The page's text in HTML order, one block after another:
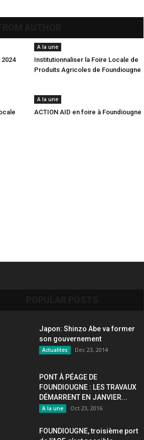
A la une
Institutionnaliser la Foire Locale de
Produits Agricoles de Foundiougne
A la une
ACTION AID en foire à Foundiougne
Japon: Shinzo Abe va former
son gouvernement
Actualites Dec 23, 2014
PONT À PÉAGE DE
FOUNDIOUGNE : LES TRAVAUX
DÉMARRENT EN JANVIER...
A la une Oct 23, 2016
FOUNDIOUGNE, troisième port